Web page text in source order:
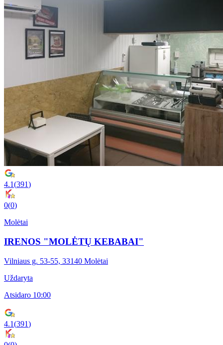
4.1(391)
0(0)
Molėtai
IRENOS "MOLĖTŲ KEBABAI"
Vilniaus g. 53-55, 33140 Molėtai
Uždaryta
Atsidaro 10:00
4.1(391)